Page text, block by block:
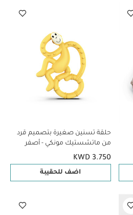
حلقة تسنين صغيرة بتصميم قرد
من ماتشستيك مونكي - أصفر
KWD 3.750
اضف للحقيبة